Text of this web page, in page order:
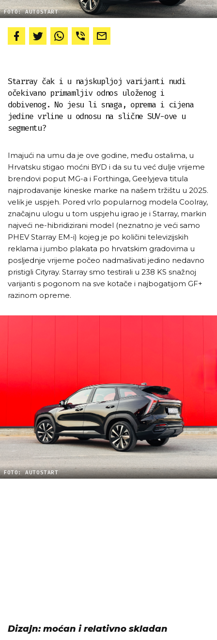
FOTO: AUTOSTART
Starray čak i u najskupljoj varijanti nudi
očekivano primamljiv odnos uloženog i
dobivenog. No jesu li snaga, oprema i cijena
jedine vrline u odnosu na slične SUV-ove u
segmentu?
Imajući na umu da je ove godine, među ostalima, u
Hrvatsku stigao moćni BYD i da su tu već dulje vrijeme
brendovi poput MG-a i Forthinga, Geelyjeva titula
najprodavanije kineske marke na našem tržištu u 2025.
velik je uspjeh. Pored vrlo popularnog modela Coolray,
značajnu ulogu u tom uspjehu igrao je i Starray, markin
najveći ne-hibridizirani model (neznatno je veći samo
PHEV Starray EM-i) kojeg je po količini televizijskih
reklama i jumbo plakata po hrvatskim gradovima u
posljednje vrijeme počeo nadmašivati jedino nedavno
pristigli Cityray. Starray smo testirali u 238 KS snažnoj
varijanti s pogonom na sve kotače i najbogatijom GF+
razinom opreme.
FOTO: AUTOSTART
Dizajn: moćan i relativno skladan